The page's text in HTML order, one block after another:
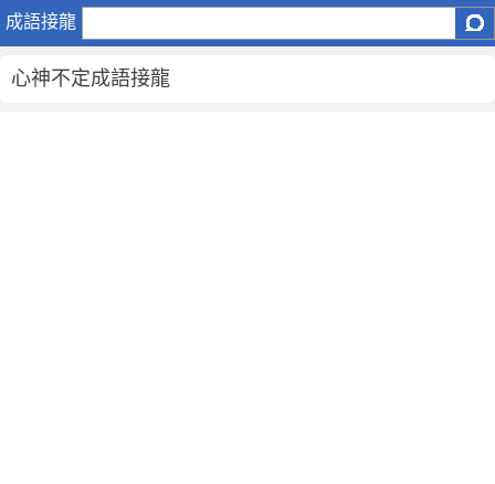
成語接龍
心
不
定
心神不定成語接龍